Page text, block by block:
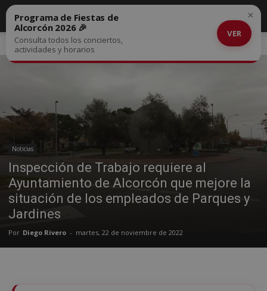
Inicio Noticias
Noticias
Inspección de Trabajo requiere al
Ayuntamiento de Alcorcón que mejore la
situación de los empleados de Parques y
Jardines
Por Diego Rivero - martes, 22 de noviembre de 2022
Programa de Fiestas de
Alcorcón 2026 🎉
Consulta todos los conciertos,
actividades y horarios
VER
×